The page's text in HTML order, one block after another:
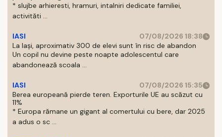
* slujbe arhieresti, hramuri, intalniri dedicate familiei,
activităti ...
IASI
07/08/2026 18:38
La Iași, aproximativ 300 de elevi sunt în risc de abandon
Un copil nu devine peste noapte adolescentul care
abandonează scoala ...
IASI
07/08/2026 15:35
Berea europeană pierde teren. Exporturile UE au scăzut cu
11%
* Europa rămane un gigant al comertului cu bere, dar 2025
a adus o sc ...